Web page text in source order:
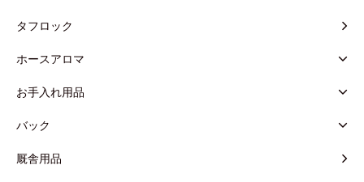
タフロック
ホースアロマ
お手入れ用品
バック
厩舎用品